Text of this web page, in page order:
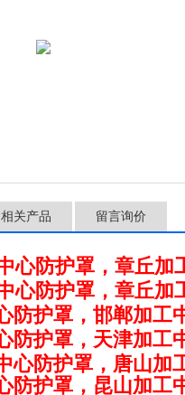
相关产品 留言询价
心防护罩，章丘加
心防护罩，章丘加
防护罩，邯郸加工
防护罩，天津加工
心防护罩，唐山加
防护罩，昆山加工